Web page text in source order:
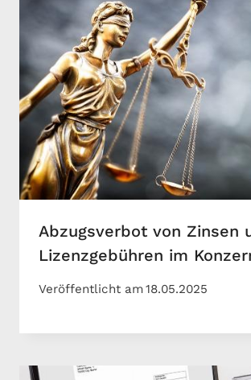
Abzugsverbot von Zinsen
Lizenzgebühren im
Veröffentlicht am18.05.2025